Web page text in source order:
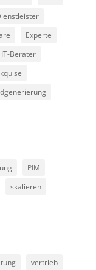
Experte
IT-Berater
PIM
skalieren
vertrieb